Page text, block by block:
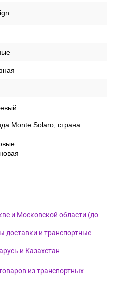
Monte Solaro, страна
и Московской области (до
доставки и транспортные
и Казахстан
из транспортных